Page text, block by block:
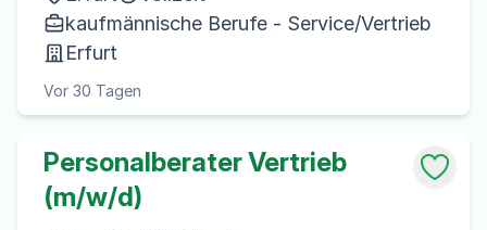
kaufmännische Berufe - Service/Vertrieb
Erfurt
Vor 30 Tagen
Personalberater Vertrieb
(m/w/d)